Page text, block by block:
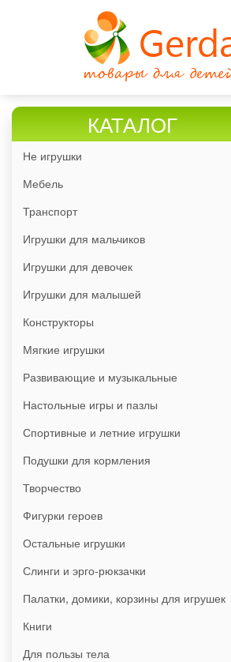
КАТАЛОГ
Не игрушки
Мебель
Транспорт
Игрушки для мальчиков
Игрушки для девочек
Игрушки для малышей
Конструкторы
Мягкие игрушки
Развивающие и музыкальные
Настольные игры и пазлы
Спортивные и летние игрушки
Подушки для кормления
Творчество
Фигурки героев
Остальные игрушки
Слинги и эрго-рюкзачки
Палатки, домики, корзины для игрушек
Книги
Для пользы тела